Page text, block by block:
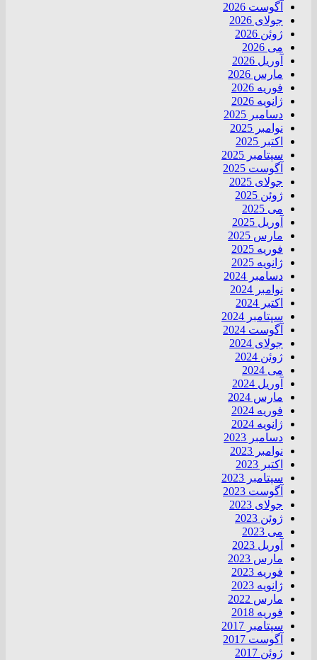
آگوست 2026
جولای 2026
ژوئن 2026
می 2026
آوریل 2026
مارس 2026
فوریه 2026
ژانویه 2026
دسامبر 2025
نوامبر 2025
اکتبر 2025
سپتامبر 2025
آگوست 2025
جولای 2025
ژوئن 2025
می 2025
آوریل 2025
مارس 2025
فوریه 2025
ژانویه 2025
دسامبر 2024
نوامبر 2024
اکتبر 2024
سپتامبر 2024
آگوست 2024
جولای 2024
ژوئن 2024
می 2024
آوریل 2024
مارس 2024
فوریه 2024
ژانویه 2024
دسامبر 2023
نوامبر 2023
اکتبر 2023
سپتامبر 2023
آگوست 2023
جولای 2023
ژوئن 2023
می 2023
آوریل 2023
مارس 2023
فوریه 2023
ژانویه 2023
مارس 2022
فوریه 2018
سپتامبر 2017
آگوست 2017
ژوئن 2017